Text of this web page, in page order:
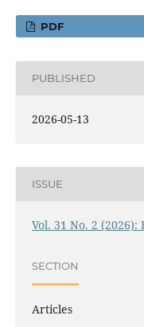
PDF
PUBLISHED
2026-05-13
ISSUE
Vol. 31 No. 2 (2026):
SECTION
Articles